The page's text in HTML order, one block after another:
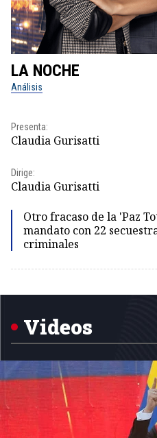
LA NOCHE
Análisis
Presenta:
Claudia Gurisatti
Dirige:
Claudia Gurisatti
Otro fracaso de la 'Paz
mandato con 22
criminales
1
Videos